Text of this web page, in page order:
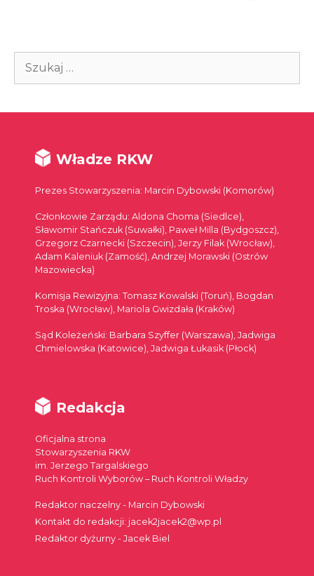
Szukaj:
Władze RKW
Prezes Stowarzyszenia: Marcin Dybowski (Komorów)
Członkowie Zarządu: Aldona Choma (Siedlce),
Sławomir Stańczuk (Suwałki), Paweł Milla (Bydgoszcz),
Grzegorz Czarnecki (Szczecin), Jerzy Filak (Wrocław),
Adam Kaleniuk (Zamość), Andrzej Morawski (Ostrów
Mazowiecka)
Komisja Rewizyjna: Tomasz Kowalski (Toruń), Bogdan
Troska (Wrocław), Mariola Gwizdała (Kraków)
Sąd Koleżeński: Barbara Szyffer (Warszawa), Jadwiga
Chmielowska (Katowice), Jadwiga Łukasik (Płock)
Redakcja
Oficjalna strona
Stowarzyszenia RKW
im. Jerzego Targalskiego
Ruch Kontroli Wyborów – Ruch Kontroli Władzy
Redaktor naczelny - Marcin Dybowski
Kontakt do redakcji: jacek2jacek2@wp.pl
Redaktor dyżurny - Jacek Biel